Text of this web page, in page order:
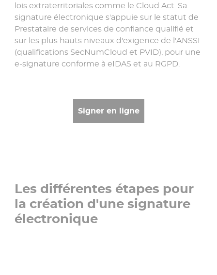
lois extraterritoriales comme le Cloud Act. Sa
signature électronique s'appuie sur le statut de
Prestataire de services de confiance qualifié et
sur les plus hauts niveaux d'exigence de l'ANSSI
(qualifications SecNumCloud et PVID), pour une
e-signature conforme à eIDAS et au RGPD.
Signer en ligne
Les différentes étapes pour
la création d'une signature
électronique